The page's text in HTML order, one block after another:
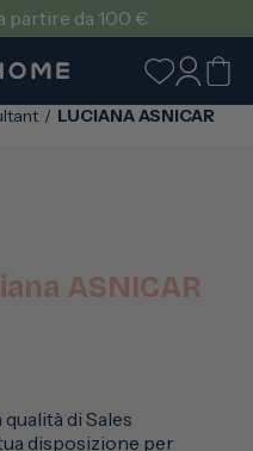
partire da 100 €
Accedi
Carrello
/ LUCIANA ASNICAR
ASNICAR
di Sales
disposizione per